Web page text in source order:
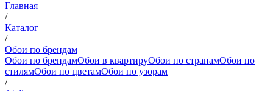
Главная
/
Каталог
/
Обои по брендам
Обои по брендамОбои в квартируОбои по странамОбои по
стилямОбои по цветамОбои по узорам
/